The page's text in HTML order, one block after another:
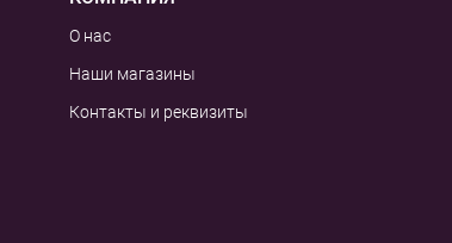
О нас
Наши магазины
Контакты и реквизиты